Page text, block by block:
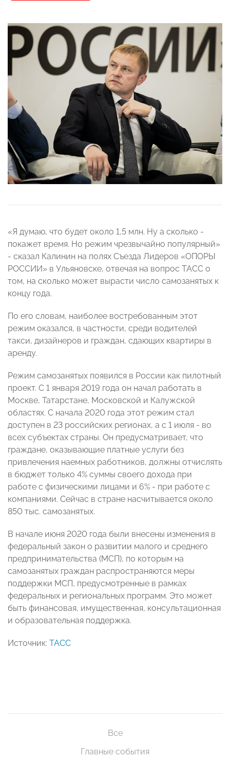
«Я думаю, что будет около 1,5 млн. Ну а сколько -
покажет время. Но режим чрезвычайно популярный»
- сказал Калинин на полях Съезда Лидеров «ОПОРЫ
РОССИИ» в Ульяновске, отвечая на вопрос ТАСС о
том, на сколько может вырасти число самозанятых к
концу года.
По его словам, наиболее востребованным этот
режим оказался, в частности, среди водителей
такси, дизайнеров и граждан, сдающих квартиры в
аренду.
Режим самозанятых появился в России как пилотный
проект. С 1 января 2019 года он начал работать в
Москве, Татарстане, Московской и Калужской
областях. С начала 2020 года этот режим стал
доступен в 23 российских регионах, а с 1 июля - во
всех субъектах страны. Он предусматривает, что
граждане, оказывающие платные услуги без
привлечения наемных работников, должны отчислять
в бюджет только 4% суммы своего дохода при
работе с физическими лицами и 6% - при работе с
компаниями. Сейчас в стране насчитывается около
850 тыс. самозанятых.
В начале июня 2020 года были внесены изменения в
федеральный закон о развитии малого и среднего
предпринимательства (МСП), по которым на
самозанятых граждан распространяются меры
поддержки МСП, предусмотренные в рамках
федеральных и региональных программ. Это может
быть финансовая, имущественная, консультационная
и образовательная поддержка.
Источник: ТАСС
Все
Главные события